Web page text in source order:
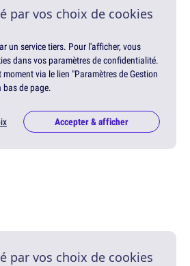
par vos choix de cookies
un service tiers. Pour l'afficher, vous
dans vos paramètres de confidentialité.
via le lien "Paramètres de Gestion
de page.
Accepter & afficher
par vos choix de cookies